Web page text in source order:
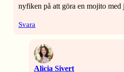
nyfiken på att göra en mojito med
Svara
Alicia Sivert